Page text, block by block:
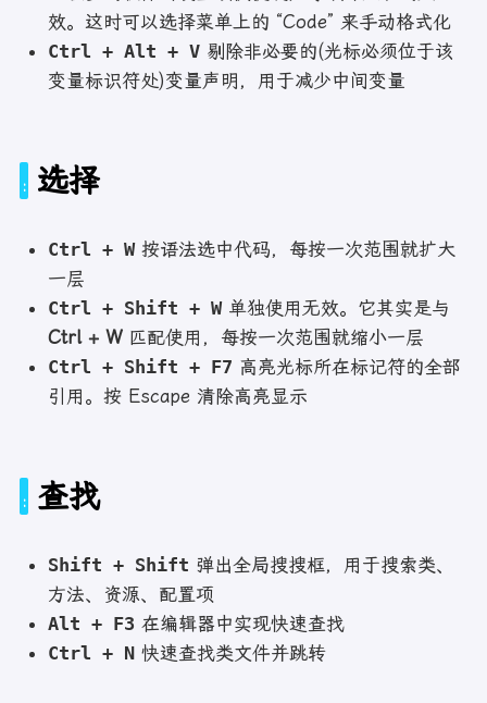
效。这时可以选择菜单上的 “Code” 来手动格式化
Ctrl + Alt + V剔除非必要的(光标必须位于该
变量标识符处)变量声明，用于减少中间变量
选择
Ctrl + W按语法选中代码，每按一次范围就扩大
一层
Ctrl + Shift + W单独使用无效。它其实是与
Ctrl + W匹配使用，每按一次范围就缩小一层
Ctrl + Shift + F7 高亮光标所在标记符的全部
引用。按 Escape 清除高亮显示
查找
Shift + Shift 弹出全局搜搜框，用于搜索类、
方法、资源、配置项
Alt + F3 在编辑器中实现快速查找
Ctrl + N快速查找类文件并跳转